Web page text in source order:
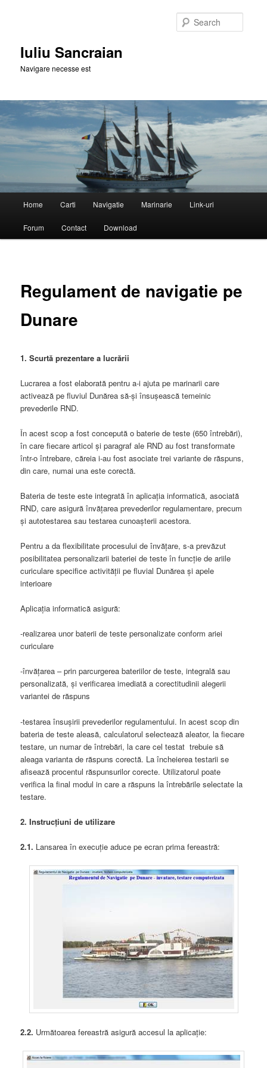
Iuliu Sancraian
Navigare necesse est
Home Carti Navigatie Marinarie Link-uri
Forum Contact Download
Regulament de navigatie pe
Dunare
1. Scurtă prezentare a lucrării
Lucrarea a fost elaborată pentru a-i ajuta pe marinarii care
activează pe fluviul Dunărea să-și însușească temeinic
prevederile RND.
În acest scop a fost concepută o baterie de teste (650 întrebări),
în care fiecare articol și paragraf ale RND au fost transformate
într-o întrebare, căreia i-au fost asociate trei variante de răspuns,
din care, numai una este corectă.
Bateria de teste este integrată în aplicația informatică, asociată
RND, care asigură învățarea prevederilor regulamentare, precum
și autotestarea sau testarea cunoașterii acestora.
Pentru a da flexibilitate procesului de învățare, s-a prevăzut
posibilitatea personalizarii bateriei de teste în funcție de ariile
curiculare specifice activității pe fluvial Dunărea și apele
interioare
Aplicația informatică asigură:
-realizarea unor baterii de teste personalizate conform ariei
curiculare
-învățarea – prin parcurgerea bateriilor de teste, integrală sau
personalizată, și verificarea imediată a corectitudinii alegerii
variantei de răspuns
-testarea însușirii prevederilor regulamentului. In acest scop din
bateria de teste aleasă, calculatorul selectează aleator, la fiecare
testare, un numar de întrebări, la care cel testat trebuie să
aleaga varianta de răspuns corectă. La încheierea testarii se
afisează procentul răspunsurilor corecte. Utilizatorul poate
verifica la final modul in care a răspuns la întrebările selectate la
testare.
2. Instrucțiuni de utilizare
2.1. Lansarea în execuție aduce pe ecran prima fereastră:
2.2. Următoarea fereastră asigură accesul la aplicație: